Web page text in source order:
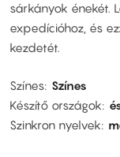
sárkányok énekét.
expedícióhoz, és
kezdetét.
Színes Színes
Készítő országok
Szinkron nyelvek